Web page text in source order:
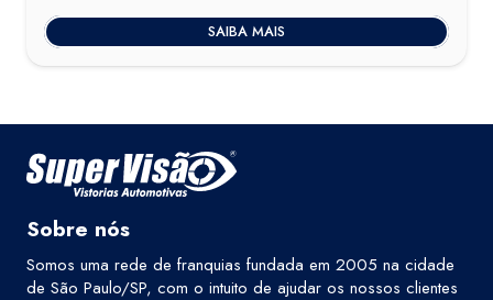
era:
R$300,00.
é:
R$290,00.
SAIBA MAIS
Sobre nós
Somos uma rede de franquias fundada em 2005 na cidade
de São Paulo/SP, com o intuito de ajudar os nossos clientes